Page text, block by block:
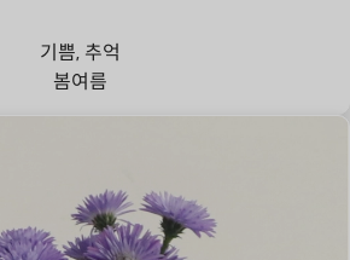
기쁨, 추억
봄여름